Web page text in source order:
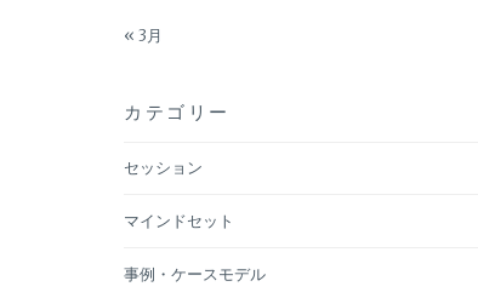
« 3月
カテゴリー
セッション
マインドセット
事例・ケースモデル